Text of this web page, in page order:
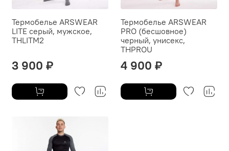
Термобелье ARSWEAR
LITE серый, мужское,
THLITM2
3 900 ₽
Термобелье ARSWEAR
PRO (бесшовное)
черный, унисекс,
THPROU
4 900 ₽